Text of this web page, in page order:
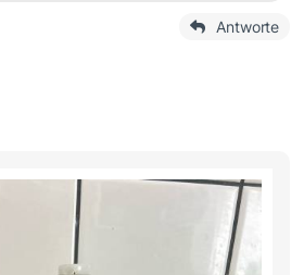
Antworte